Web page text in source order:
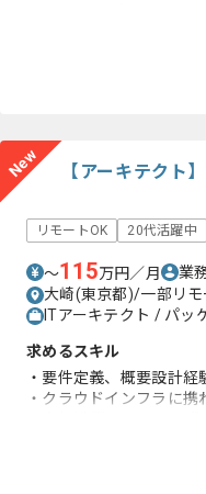
New 【アーキテクト
リモートOK 20代活躍中
〜115万円／月 業
大崎(東京都)/一部リモ
ITアーキテクト / パッ
求めるスキル
・要件定義、概要設計経
・クラウドインフラに携